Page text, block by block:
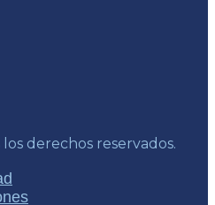
los derechos reservados.